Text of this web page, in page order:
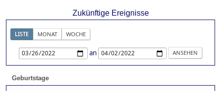
Zukünftige Ereignisse
LISTE MONAT WOCHE
an
Geburtstage